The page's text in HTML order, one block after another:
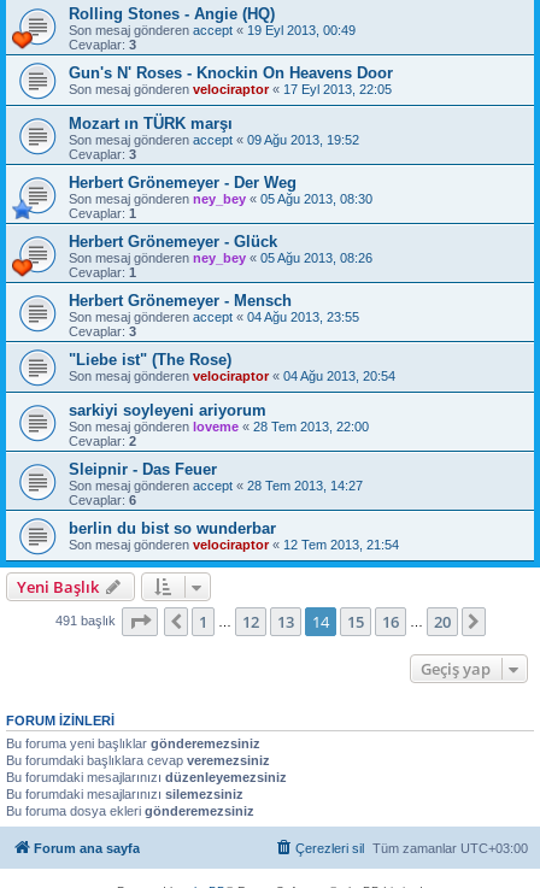
Rolling Stones - Angie (HQ)
Son mesaj gönderen accept « 19 Eyl 2013, 00:49
Cevaplar: 3
Gun's N' Roses - Knockin On Heavens Door
Son mesaj gönderen velociraptor« 17 Eyl 2013, 22:05
Mozart ın TÜRK marşı
Son mesaj gönderen accept « 09 Ağu 2013, 19:52
Cevaplar: 3
Herbert Grönemeyer - Der Weg
Son mesaj gönderen ney_bey « 05 Ağu 2013, 08:30
Cevaplar: 1
Herbert Grönemeyer - Glück
Son mesaj gönderen ney_bey « 05 Ağu 2013, 08:26
Cevaplar: 1
Herbert Grönemeyer - Mensch
Son mesaj gönderen accept « 04 Ağu 2013, 23:55
Cevaplar: 3
"Liebe ist" (The Rose)
Son mesaj gönderen velociraptor« 04 Ağu 2013, 20:54
sarkiyi soyleyeni ariyorum
Son mesaj gönderen loveme « 28 Tem 2013, 22:00
Cevaplar: 2
Sleipnir - Das Feuer
Son mesaj gönderen accept « 28 Tem 2013, 14:27
Cevaplar: 6
berlin du bist so wunderbar
Son mesaj gönderen velociraptor« 12 Tem 2013, 21:54
Yeni Başlık
491 başlık 14 . sayfa (Toplam20 sayfa)
Önceki
1 12 13 14 15 16 20
Geçiş yap
FORUM IZINLERI
Bu foruma yeni başlıklar gönderemezsiniz
Bu forumdaki başlıklara cevap veremezsiniz
Bu forumdaki mesajlarınızı düzenleyemezsiniz
Bu forumdaki mesajlarınızı silemezsiniz
Bu foruma dosya ekleri gönderemezsiniz
Forum ana sayfa Tüm zamanlar UTC+03:00
Çerezleri sil